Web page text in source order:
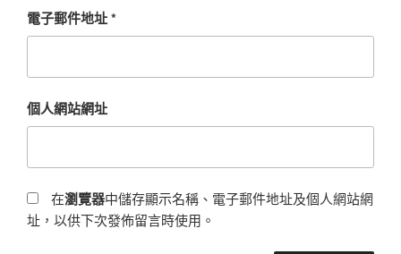
電子郵件地址*
個人網站網址
在瀏覽器中儲存顯示名稱、電子郵件地址及個人網站網
址，以供下次發佈留言時使用。